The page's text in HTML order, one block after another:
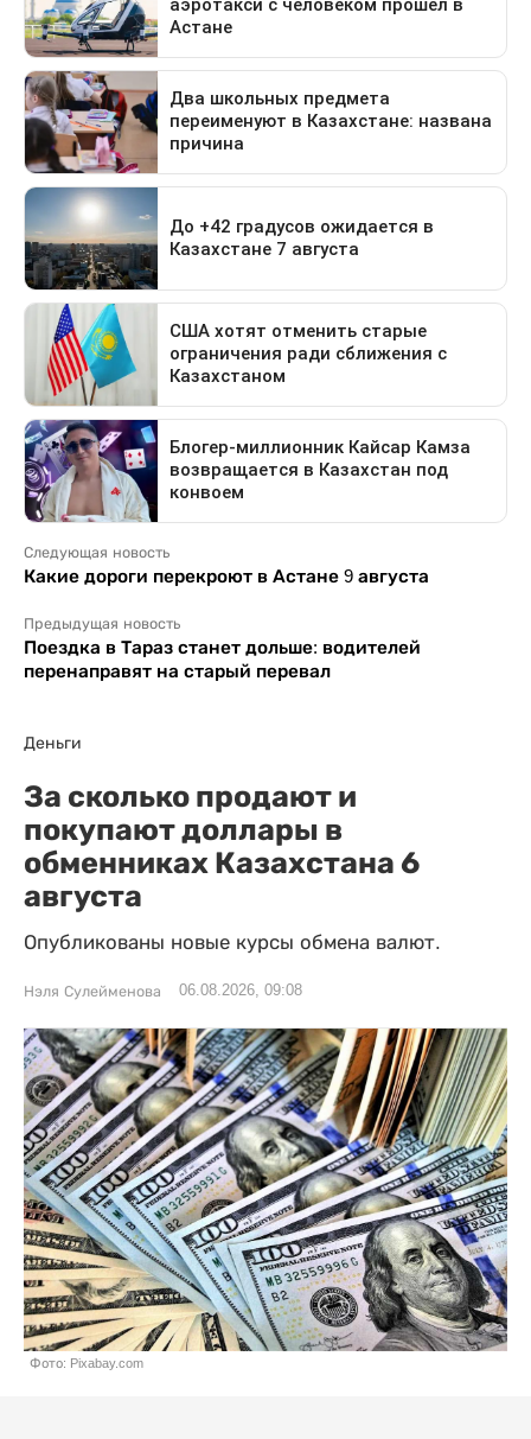
Следующая новость
Какие дороги перекроют в Астане 9 августа
Предыдущая новость
Поездка в Тараз станет дольше: водителей
перенаправят на старый перевал
Деньги
За сколько продают и
покупают доллары в
обменниках Казахстана 6
августа
Опубликованы новые курсы обмена валют.
Нэля Сулейменова 06.08.2026, 09:08
Фото: Pixabay.com